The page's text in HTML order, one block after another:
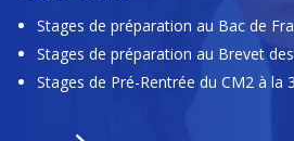
Stages de préparation au Bac de
Stages de préparation au Brevet
Stages de Pré-Rentrée du CM2 à la